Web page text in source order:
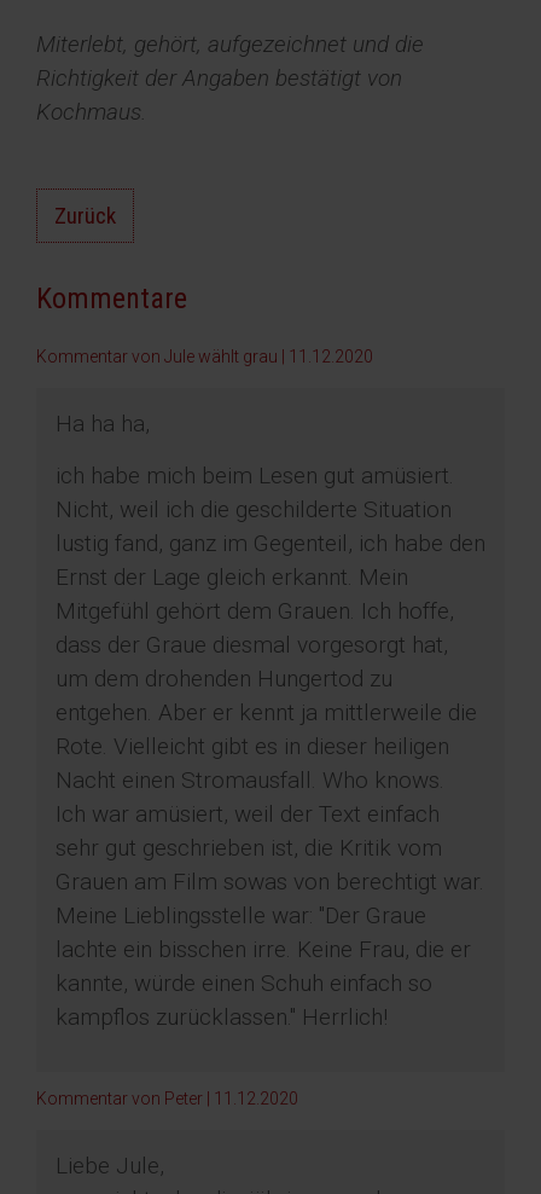
Miterlebt, gehört, aufgezeichnet und die
Richtigkeit der Angaben bestätigt von
Kochmaus.
Zurück
Kommentare
Kommentar von Jule wählt grau | 11.12.2020
Ha ha ha,
ich habe mich beim Lesen gut amüsiert.
Nicht, weil ich die geschilderte Situation
lustig fand, ganz im Gegenteil, ich habe den
Ernst der Lage gleich erkannt. Mein
Mitgefühl gehört dem Grauen. Ich hoffe,
dass der Graue diesmal vorgesorgt hat,
um dem drohenden Hungertod zu
entgehen. Aber er kennt ja mittlerweile die
Rote. Vielleicht gibt es in dieser heiligen
Nacht einen Stromausfall. Who knows.
Ich war amüsiert, weil der Text einfach
sehr gut geschrieben ist, die Kritik vom
Grauen am Film sowas von berechtigt war.
Meine Lieblingsstelle war: "Der Graue
lachte ein bisschen irre. Keine Frau, die er
kannte, würde einen Schuh einfach so
kampflos zurücklassen." Herrlich!
Kommentar von Peter | 11.12.2020
Liebe Jule,